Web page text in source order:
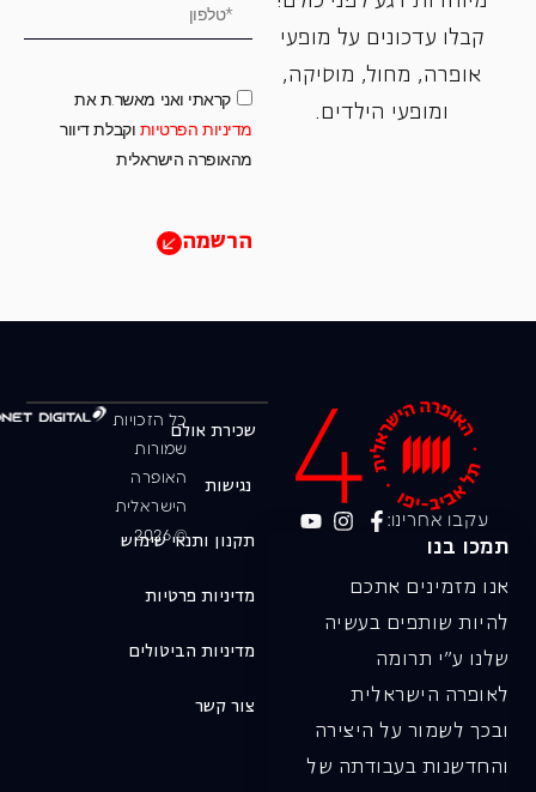
קבלו עדכונים על מופעי
אופרה, ‏מחול, ‏מוסיקה,
ומופעי הילדים.
קראתי ואני מאשר.ת את
מדיניות הפרטיות וקבלת דיוור
מהאופרה הישראלית
הרשמה
עקבו אחרינו:
תמכו בנו
אנו מזמינים אתכם
להיות שותפים בעשיה
שלנו ע"י תרומה
לאופרה הישראלית
ובכך לשמור על היצירה
והחדשנות בעבודתה של
כל הזכויות
שמורות
האופרה
הישראלית
© 2026
שכירת אולם
נגישות
תקנון ותנאי שימוש
מדיניות פרטיות
מדיניות הביטולים
צור קשר